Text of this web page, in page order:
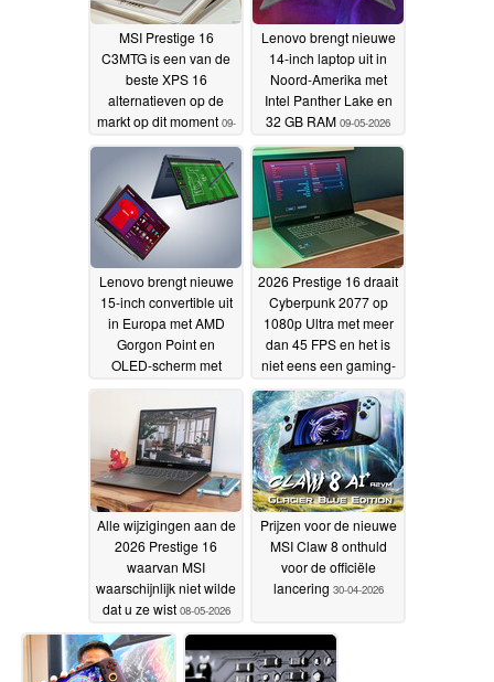
MSI Prestige 16
C3MTG is een van de
beste XPS 16
alternatieven op de
markt op dit moment 09-
05-2026
Lenovo brengt nieuwe
14-inch laptop uit in
Noord-Amerika met
Intel Panther Lake en
32 GB RAM 09-05-2026
Lenovo brengt nieuwe
15-inch convertible uit
in Europa met AMD
Gorgon Point en
OLED-scherm met
2026 Prestige 16 draait
Cyberpunk 2077 op
1080p Ultra met meer
dan 45 FPS en het is
niet eens een gaming-
08-05-2026
Alle wijzigingen aan de
2026 Prestige 16
waarvan MSI
waarschijnlijk niet wilde
dat u ze wist 08-05-2026
Prijzen voor de nieuwe
MSI Claw 8 onthuld
voor de officiële
lancering 30-04-2026